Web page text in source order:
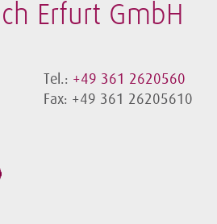
Erfurt GmbH
Tel.: +49 361 2620560
Fax: +49 361 26205610